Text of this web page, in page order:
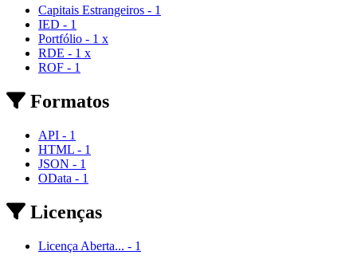
Capitais Estrangeiros - 1
IED - 1
Portfólio - 1 x
RDE - 1 x
ROF - 1
Formatos
API - 1
HTML - 1
JSON - 1
OData - 1
Licenças
Licença Aberta... - 1